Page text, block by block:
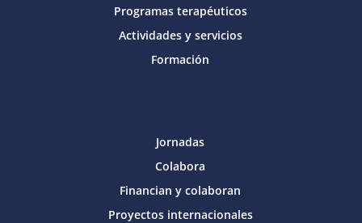
Programas terapéuticos
Actividades y servicios
Formación
Jornadas
Colabora
Financian y colaboran
Proyectos internacionales